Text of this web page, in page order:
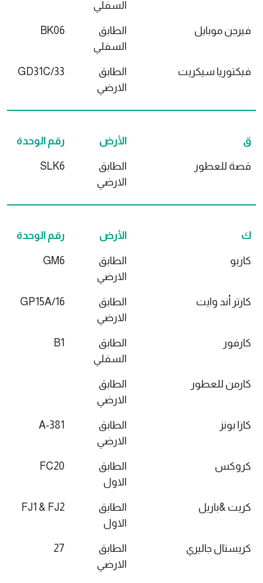
السفلي
فيرجن موبايل
الطابق
السفلي
BK06
فيكتوريا سيكريت
الطابق
الارضي
GD31C/33
ق الأرض رقم الوحدة
قصة للعطور
الطابق
الارضي
SLK6
ك الأرض رقم الوحدة
كاربو
الطابق
الارضي
GM6
كارتر أند وايت
الطابق
الارضي
GP15A/16
كارفور
الطابق
السفلي
B1
كارمن للعطور
الطابق
الارضي
كازا بونز
الطابق
الارضي
381-A
كروكس
الطابق
الاول
FC20
كريت &باريل
الطابق
الاول
FJ1 & FJ2
كريستال جاليري
الطابق
الارضي
27